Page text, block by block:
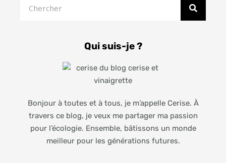
Qui suis-je ?
Bonjour à toutes et à tous, je m’appelle Cerise. À
travers ce blog, je veux me partager ma passion
pour l’écologie. Ensemble, bâtissons un monde
meilleur pour les générations futures.